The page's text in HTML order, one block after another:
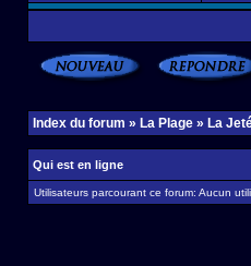
Index du forum » La Plage » La
Qui est en ligne
Utilisateurs parcourant ce forum: Aucun